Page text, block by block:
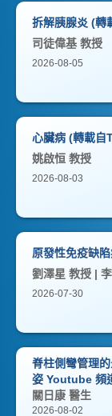
拆解胰腺炎 (轉
司徒偉基 教授
2026-08-05
心臟病 (轉載自
姚啟恒 教授
2026-08-03
原發性免疫缺
劉澤星 教授 |
2026-07-30
脊柱側彎管理
姿 Youtube 頻
關日康 醫生
2026-08-02